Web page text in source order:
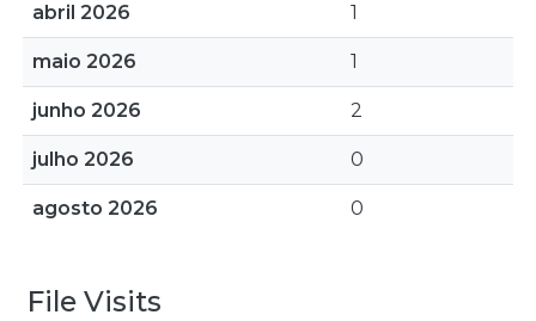
abril 2026 1
maio 2026 1
junho 2026 2
julho 2026 0
agosto 2026 0
File Visits